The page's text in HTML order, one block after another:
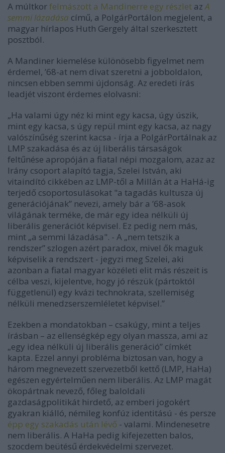
A múltkorfelmászott a Mandinerre egy részlet azA
semmi lázadása című, a PolgárPortálon megjelent, a
magyar hírlapos Huth Gergely által szerkesztett
posztból.
A Mandiner kiemelése különösebb figyelmet nem
érdemel, ’68-at nem divat szeretni a jobboldalon,
nincsen ebben semmi újdonság. Az eredeti írás
leadjét viszont érdemes elolvasni:
„Ha valami úgy néz ki mint egy kacsa, úgy úszik,
mint egy kacsa, s úgy repül mint egy kacsa, az nagy
valószínűség szerint kacsa - írja a PolgárPortálnak az
LMP szakadása és az új liberális társaságok
feltűnése apropóján a fiatal népi mozgalom, azaz az
Irány csoport alapító tagja, Szelei István, aki
vitaindító cikkében az LMP-től a Millán át a HaHá-ig
terjedő csoportosulásokat "a tagadás kultusza új
generációjának” nevezi, amely bár a ’68-asok
világának terméke, de már egy idea nélküli új
liberális generációt képvisel. Ez pedig nem más,
mint „a semmi lázadása". - A „nem tetszik a
rendszer” szlogen azért paradox, mivel ők maguk
képviselik a rendszert - jegyzi meg Szelei, aki
azonban a fiatal magyar közéleti elit más részeit is
célba veszi, kijelentve, hogy jó részük (pártoktól
függetlenül) egy kvázi technokrata, szellemiség
nélküli menedzserszemléletet képvisel.”
Ezekben a mondatokban – csakúgy, mint a teljes
írásban – az ellenségkép egy olyan massza, ami az
„egy idea nélküli új liberális generáció” címkét
kapta. Ezzel annyi probléma biztosan van, hogy a
három megnevezett szervezetből kettő (LMP, HaHa)
egészen egyértelműen nem liberális. Az LMP magát
ökopártnak nevező, főleg baloldali
gazdaságpolitikát hirdető, az emberi jogokért
gyakran kiálló, némileg konfúz identitású - és persze
épp egy szakadás után lévő - valami. Mindenesetre
nem liberális. A HaHa pedig kifejezetten balos,
szocdem beütésű érdekvédelmi szervezet.